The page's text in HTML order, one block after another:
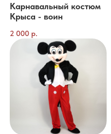
Карнавальный костюм
Крыса - воин
2 000 р.